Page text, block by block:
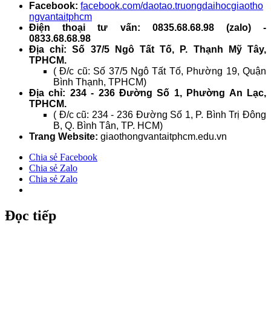
Facebook: facebook.com/daotao.truongdaihocgiaotho
ngvantaitphcm
Điện thoại tư vấn: 0835.68.68.98 (zalo) -
0833.68.68.98
Địa chỉ: Số 37/5 Ngô Tất Tố, P. Thạnh Mỹ Tây,
TPHCM.
( Đ/c cũ: Số 37/5 Ngô Tất Tố, Phường 19, Quận
Bình Thạnh, TPHCM)
Địa chỉ: 234 - 236 Đường Số 1, Phường An Lạc,
TPHCM.
( Đ/c cũ: 234 - 236 Đường Số 1, P. Bình Trị Đông
B, Q. Bình Tân, TP. HCM)
Trang Website: giaothongvantaitphcm.edu.vn
Chia sẻ Facebook
Chia sẻ Zalo
Chia sẻ Zalo
Đọc tiếp